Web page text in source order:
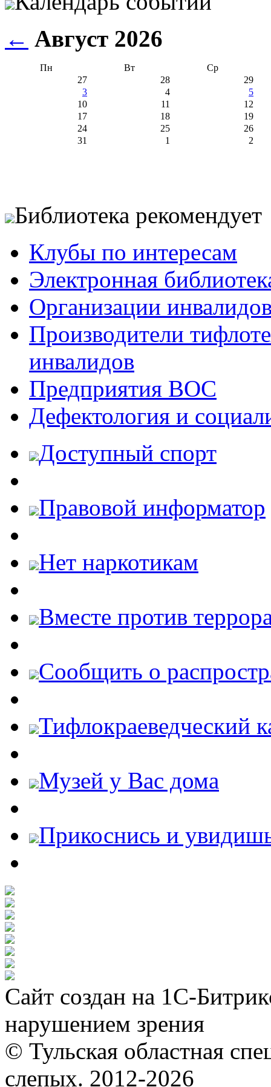
← Август 2026
Пн Вт
Ср
27
28
29
3
4
5
10
11
12
17
18
19
24
25
26
31
1 2
Библиотека рекомендует
Клубы по интересам
Электронная
Организации
Производители
инвалидов
Предприятия ВОС
Дефектология и
Доступный спорт
Правовой информатор
Нет наркотикам
Вместе против
Cообщить о
Тифлокраеведческий
Музей у Вас дома
Прикоснись и
Сайт создан на 1С-
нарушением зрения
© Тульская областная
слепых. 2012-2026